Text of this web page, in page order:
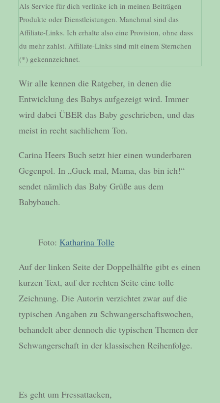
Als Service für dich verlinke ich in meinen Beiträgen
Produkte oder Dienstleistungen. Manchmal sind das
Affiliate-Links. Ich erhalte also eine Provision, ohne dass
du mehr zahlst. Affiliate-Links sind mit einem Sternchen
(*) gekennzeichnet.
Wir alle kennen die Ratgeber, in denen die
Entwicklung des Babys aufgezeigt wird. Immer
wird dabei ÜBER das Baby geschrieben, und das
meist in recht sachlichem Ton.
Carina Heers Buch setzt hier einen wunderbaren
Gegenpol. In „Guck mal, Mama, das bin ich!“
sendet nämlich das Baby Grüße aus dem
Babybauch.
Foto: Katharina Tolle
Auf der linken Seite der Doppelhälfte gibt es einen
kurzen Text, auf der rechten Seite eine tolle
Zeichnung. Die Autorin verzichtet zwar auf die
typischen Angaben zu Schwangerschaftswochen,
behandelt aber dennoch die typischen Themen der
Schwangerschaft in der klassischen Reihenfolge.
Es geht um Fressattacken,